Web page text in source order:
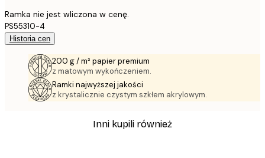
Ramka nie jest wliczona w cenę.
PS55310-4
Historia cen
200 g / m² papier premium
z matowym wykończeniem.
Ramki najwyższej jakości
z krystalicznie czystym szkłem akrylowym.
Inni kupili również